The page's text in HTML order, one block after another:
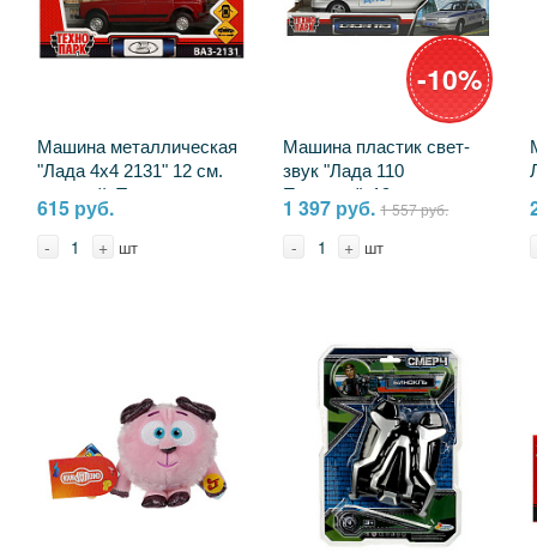
Машина металлическая
"Лада 4x4 2131" 12 см.
красный, Технопарк
LADA4X42131-13-RD
615 руб.
- + шт
-10%
Машина пластик свет-
звук "Лада 110
Полиция", 19 см.
Технопарк LADA2110-
19PLPOL-SR
1 397 руб.1 557 руб.
- + шт